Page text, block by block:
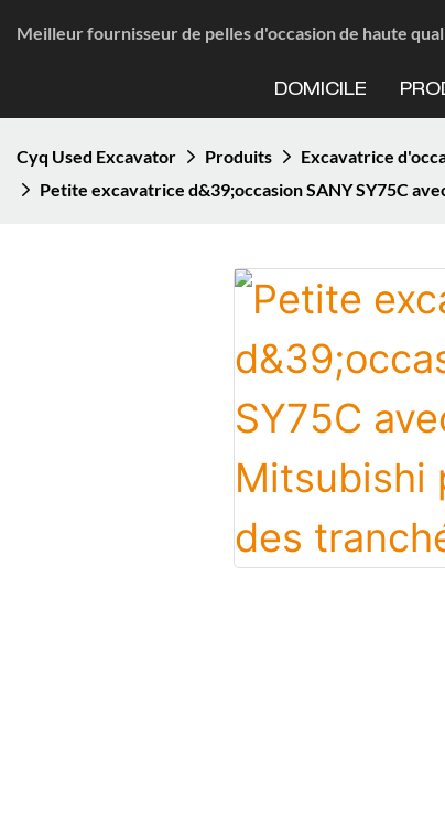
Meilleur fournisseur de pelles d'occasion de haute
DOMICILE
Cyq Used Excavator Produits Excavatrice
Petite excavatrice d&39;occasion SANY SY75C